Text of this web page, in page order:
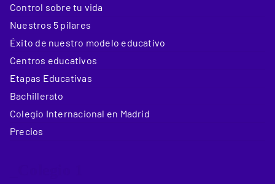
Control sobre tu vida
Nuestros 5 pilares
Éxito de nuestro modelo educativo
Centros educativos
Etapas Educativas
Bachillerato
Colegio Internacional en Madrid
Precios